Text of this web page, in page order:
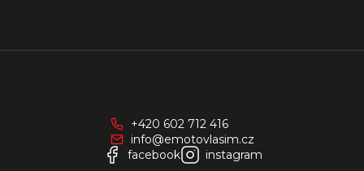
+420 602 712 416
info@emotovlasim.cz
facebook
instagram